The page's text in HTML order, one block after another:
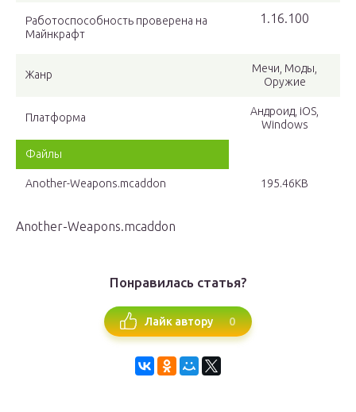
Работоспособность проверена на
Майнкрафт
1.16.100
Жанр
Мечи, Моды,
Оружие
Платформа
Андроид, iOS,
Windows
Файлы
Another-Weapons.mcaddon 195.46KB
Another-Weapons.mcaddon
Понравилась статья?
Лайк автору 0